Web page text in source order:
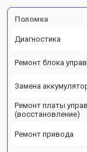
Поломка
Диагностика
Ремонт блока
Замена
Ремонт платы
(восстановление)
Ремонт привода